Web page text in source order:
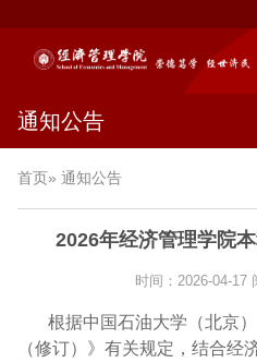
通知公告
首页» 通知公告
2026年经济管理学院
时间：2026-04-17
根据中国石油大学（北京）
（修订）》 有关规定，结合经